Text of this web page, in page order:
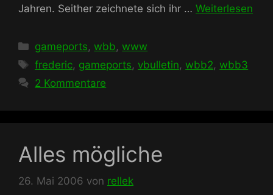
Jahren. Seither zeichnete sich ihr … Weiterlesen
Kategorien
gameports,wbb,www
Schlagwörter
frederic, gameports, vbulletin,wbb2,wbb3
2 Kommentare
Alles mögliche
26. Mai 2006 von rellek